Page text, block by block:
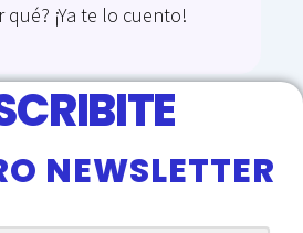
¡Ya te lo cuento!
Ir a blog
NEWSLETTER